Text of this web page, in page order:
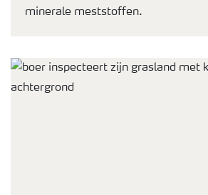
minerale meststoffen.